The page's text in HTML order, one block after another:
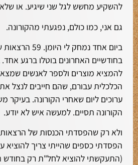
להשקיע מחשש לגל שני שיגיע. או
גם אני, כמו כולם, נפגעתי מהקורונה.
ביום אחד נמחק
בחודשיים האחרונים בוטלו ברגע
להמציא מוצרים ולספר לאנשים
הכלכלית עבורם, שהם חייבים לנצל
ערוכים ליום שאחרי הקורונה. בעיקר
הקורונה תסיים. למעשה איש לא יודע.
ולא רק שהפסדתי הכנסות של
הפסדתי כספים שהייתי צריך להוציא
(התעקשתי להוציא לחל"ת רק בחודש